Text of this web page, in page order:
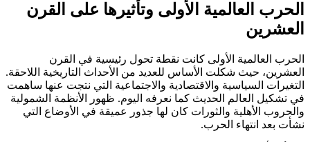
الحرب العالمية الأولى وتأثيرها على القرن
العشرين
الحرب العالمية الأولى كانت نقطة تحول رئيسية في القرن
العشرين، حيث شكلت الأساس للعديد من الأحداث التاريخية اللاحقة.
التغيرات السياسية والاقتصادية والاجتماعية التي نتجت عنها ساهمت
في تشكيل العالم الحديث كما نعرفه اليوم. ظهور الأنظمة الشمولية
والحروب الأهلية والثورات كان لها جذور عميقة في الأوضاع التي
نشأت بعد انتهاء الحرب.